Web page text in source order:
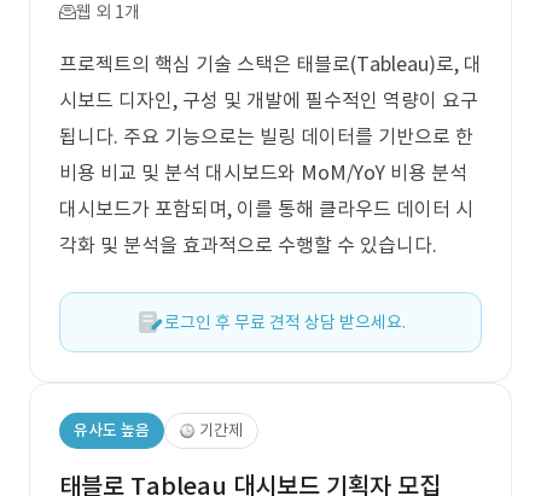
웹 외 1개
프로젝트의 핵심 기술 스택은 태블로(Tableau)로, 대
시보드 디자인, 구성 및 개발에 필수적인 역량이 요구
됩니다. 주요 기능으로는 빌링 데이터를 기반으로 한
비용 비교 및 분석 대시보드와 MoM/YoY 비용 분석
대시보드가 포함되며, 이를 통해 클라우드 데이터 시
각화 및 분석을 효과적으로 수행할 수 있습니다.
로그인 후 무료 견적 상담 받으세요.
유사도 높음 기간제
태블로 Tableau 대시보드 기획자 모집